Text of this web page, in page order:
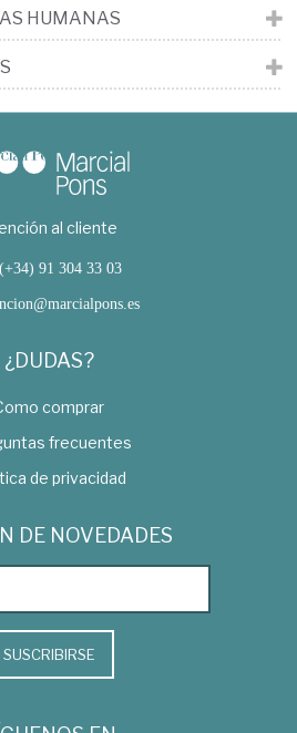
HUMANAS
al cliente
(+34) 91 304 33 03
¿DUDAS?
comprar
frecuentes
de privacidad
DE NOVEDADES
SUSCRIBIRSE